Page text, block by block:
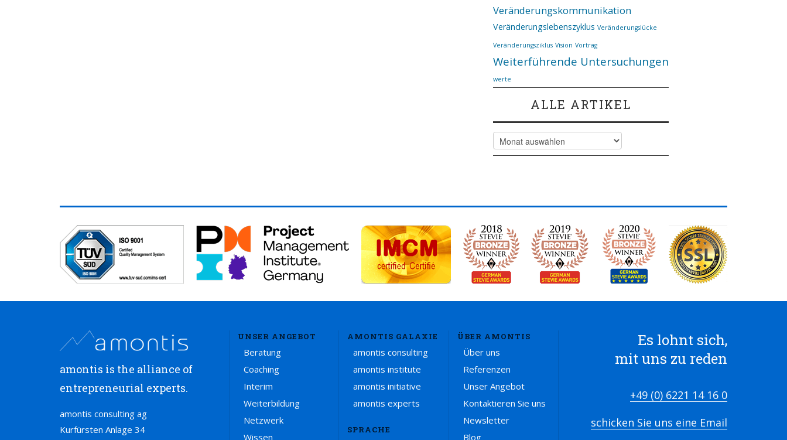
Veränderungskommunikation
Veränderungslebenszyklus Veränderungslücke
Veränderungsziklus Vision Vortrag
Weiterführende Untersuchungen
werte
ALLE ARTIKEL
Alle
Artikel
amontis is the alliance of
entrepreneurial experts.
amontis consulting ag
Kurfürsten Anlage 34
UNSER ANGEBOT
Beratung
Coaching
Interim
Weiterbildung
Netzwerk
Wissen
AMONTIS GALAXIE
amontis consulting
amontis institute
amontis initiative
amontis experts
SPRACHE
ÜBER AMONTIS
Über uns
Referenzen
Unser Angebot
Kontaktieren Sie uns
Newsletter
Blog
Es lohnt sich,
mit uns zu reden
+49 (0) 6221 14 16 0
schicken Sie uns eine Email